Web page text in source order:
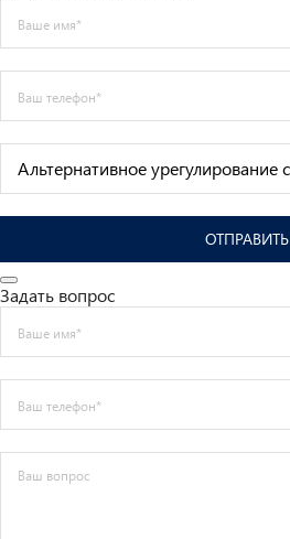
ОТПРАВИТЬ
Задать вопрос